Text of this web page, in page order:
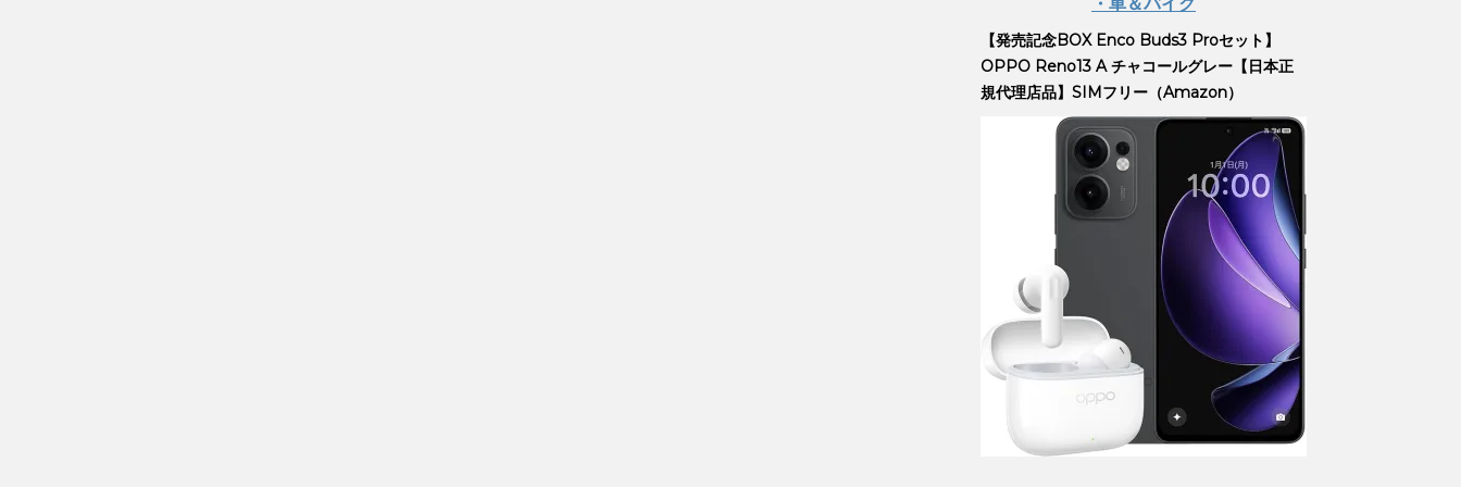
【発売記念BOX Enco Buds3 Proセット】
OPPO Reno13 A チャコールグレー【日本正
規代理店品】SIMフリー（Amazon）